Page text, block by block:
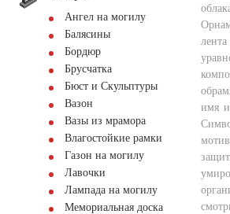
Ангел на могилу
Балясины
Бордюр
Брусчатка
Бюст и Скульптуры
Вазон
Вазы из мрамора
Влагостойкие рамки
Газон на могилу
Лавочки
Лампада на могилу
Мемориальная доска
имя и
мотив